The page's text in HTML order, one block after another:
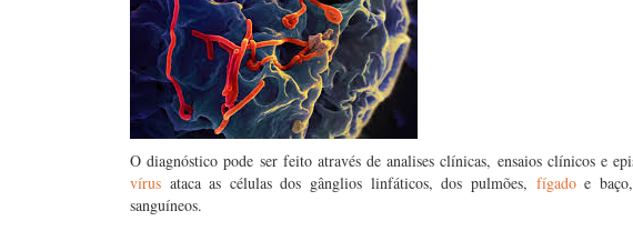
O diagnóstico pode ser feito através de analises clínicas, ensaios clínicos e
vírus ataca as células dos gânglios linfáticos, dos pulmões, fígadoe
sanguíneos.